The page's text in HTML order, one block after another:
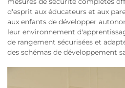
d'esprit aux éducateurs et aux
aux enfants de développer
leur environnement
de rangement sécurisées et
des schémas de développement